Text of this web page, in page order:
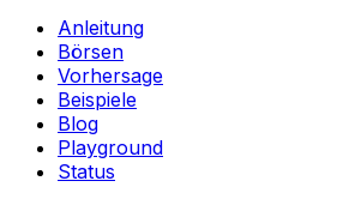
Anleitung
Börsen
Vorhersage
Beispiele
Blog
Playground
Status